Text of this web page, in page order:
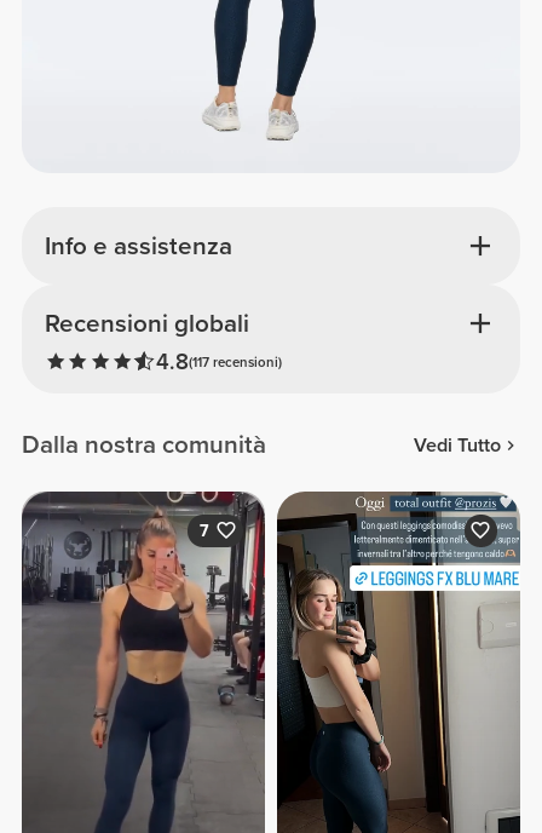
Info e assistenza
Recensioni globali
4.8(117 recensioni)
Dalla nostra comunità Vedi Tutto
7